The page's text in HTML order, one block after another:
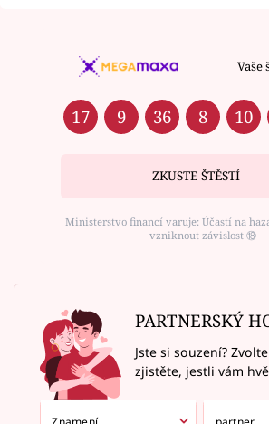
Vaše
17 9 36 8 10
ZKUSTE ŠTĚSTÍ
Ministerstvo financí varuje: Účastí na
vzniknout závislost ⑱
PARTNERSKÝ
Jste si souzení?
zjistěte, jestli vám